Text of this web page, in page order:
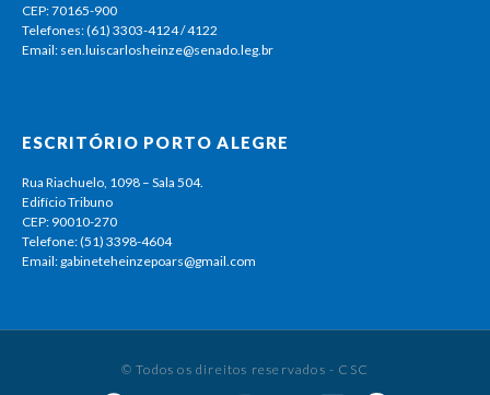
CEP: 70165-900
Telefones: (61) 3303-4124 / 4122
Email: sen.luiscarlosheinze@senado.leg.br
ESCRITÓRIO PORTO ALEGRE
Rua Riachuelo, 1098 – Sala 504.
Edifício Tribuno
CEP: 90010-270
Telefone: (51) 3398-4604
Email: gabineteheinzepoars@gmail.com
© Todos os direitos reservados - CSC